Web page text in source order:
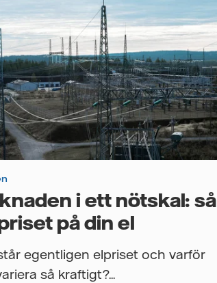
i ett nötskal: så
på din el
egentligen elpriset och varför
så kraftigt?...